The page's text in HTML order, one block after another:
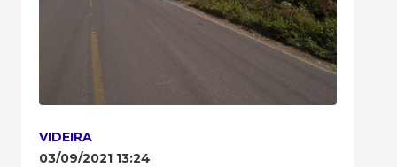
VIDEIRA
03/09/2021 13:24